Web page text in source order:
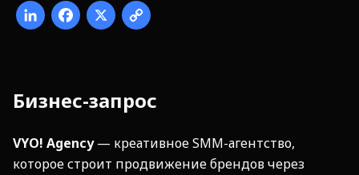
Бизнес-запрос
VYO! Agency— креативное SMM-агентство,
которое строит продвижение брендов через